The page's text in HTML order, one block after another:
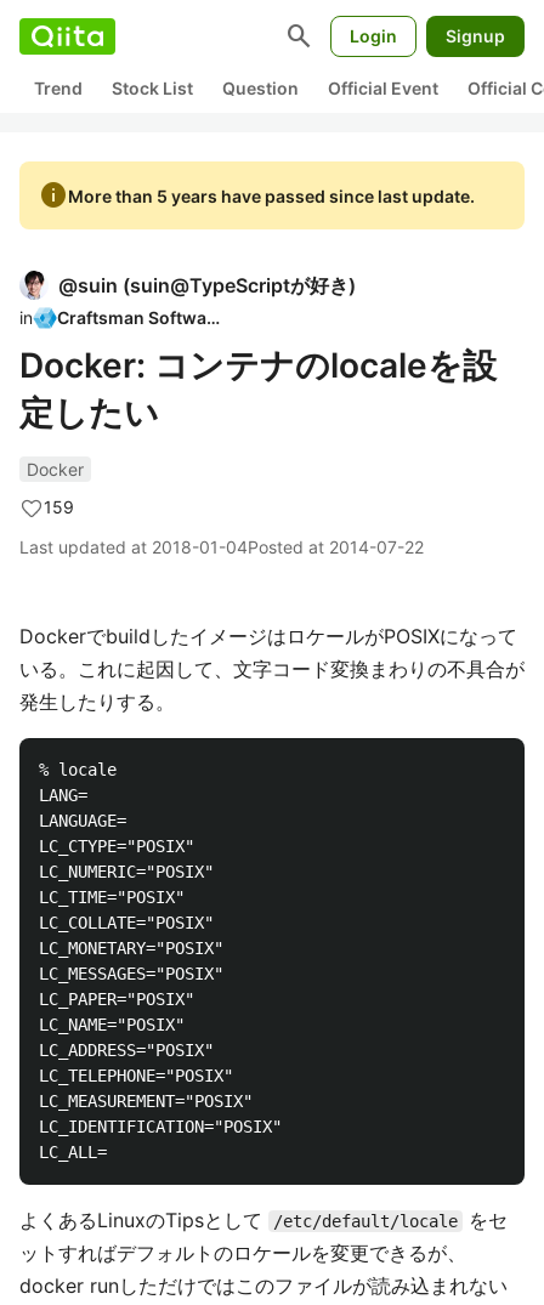
search Login Signup
Trend Stock List Question Official Event Official
infoMore than 5 years have passed since last update.
@suin (suin@TypeScriptが好き)
in Craftsman Software
Docker: コンテナのlocaleを設
定したい
Docker
159
Last updated at 2018-01-04Posted at 2014-07-22
DockerでbuildしたイメージはロケールがPOSIXになって
いる。これに起因して、文字コード変換まわりの不具合が
発生したりする。
% locale
LANG=
LANGUAGE=
LC_CTYPE="POSIX"
LC_NUMERIC="POSIX"
LC_TIME="POSIX"
LC_COLLATE="POSIX"
LC_MONETARY="POSIX"
LC_MESSAGES="POSIX"
LC_PAPER="POSIX"
LC_NAME="POSIX"
LC_ADDRESS="POSIX"
LC_TELEPHONE="POSIX"
LC_MEASUREMENT="POSIX"
LC_IDENTIFICATION="POSIX"
よくあるLinuxのTipsとして /etc/default/locale
をセ
ットすればデフォルトのロケールを変更できるが、
docker runしただけではこのファイルが読み込まれない